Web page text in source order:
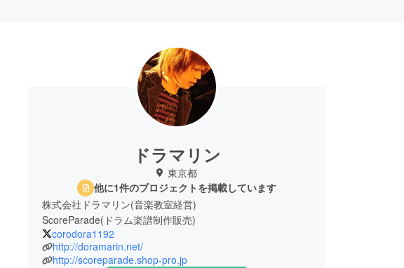
ドラマリン
東京都
他に1件のプロジェクトを掲載しています
株式会社ドラマリン(音楽教室経営)
ScoreParade(ドラム楽譜制作販売)
corodora1192
http://doramarin.net/
http://scoreparade.shop-pro.jp